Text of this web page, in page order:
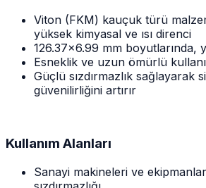
Viton (FKM) kauçuk türü
yüksek kimyasal ve ısı direnci
126.37x6.99 mm boyutlarında,
Esneklik ve uzun ömürlü
Güçlü sızdırmazlık sağlayarak
güvenilirliğini artırır
Kullanım Alanları
Sanayi makineleri ve